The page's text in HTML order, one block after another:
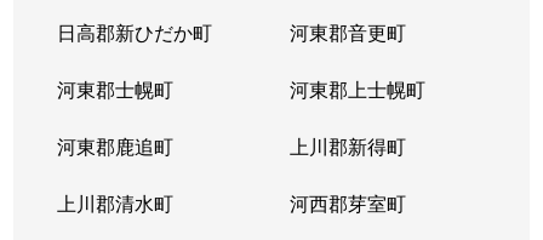
日高郡新ひだか町 河東郡音更町
河東郡士幌町 河東郡上士幌町
河東郡鹿追町 上川郡新得町
上川郡清水町 河西郡芽室町